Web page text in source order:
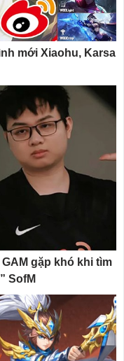
mới Xiaohu, Karsa
gặp khó khi tìm
SofM